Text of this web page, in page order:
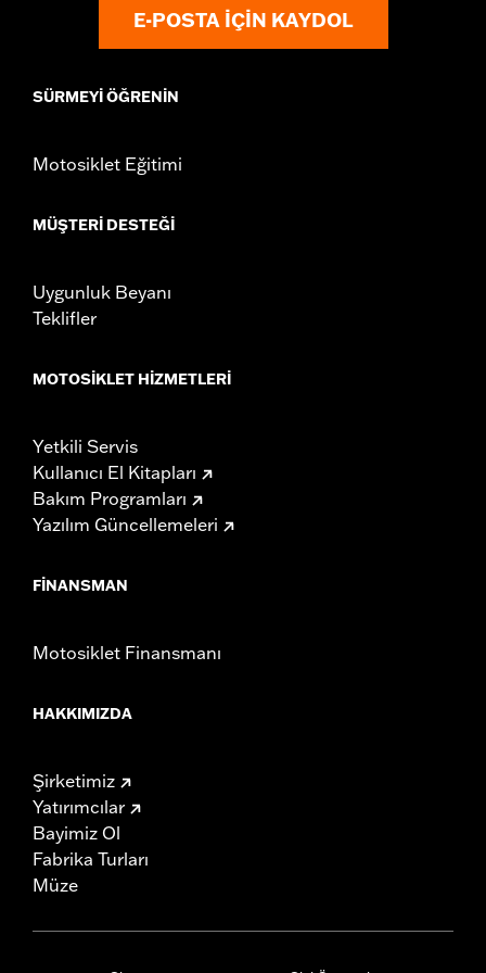
E-POSTA IÇIN KAYDOL
SÜRMEYI ÖĞRENIN
Motosiklet Eğitimi
MÜŞTERI DESTEĞI
Uygunluk Beyanı
Teklifler
MOTOSIKLET HIZMETLERI
Yetkili Servis
Kullanıcı El Kitapları
Bakım Programları
Yazılım Güncellemeleri
FINANSMAN
Motosiklet Finansmanı
HAKKIMIZDA
Şirketimiz
Yatırımcılar
Bayimiz Ol
Fabrika Turları
Müze